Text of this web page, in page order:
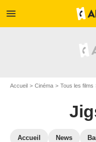
menu
Accueil Cinéma Tous les films
Accueil News